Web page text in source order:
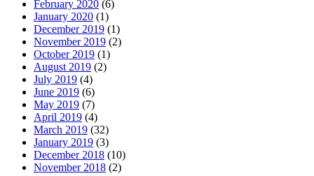
February 2020 (6)
January 2020 (1)
December 2019 (1)
November 2019 (2)
October 2019 (1)
August 2019 (2)
July 2019 (4)
June 2019 (6)
May 2019 (7)
April 2019 (4)
March 2019 (32)
January 2019 (3)
December 2018 (10)
November 2018 (2)